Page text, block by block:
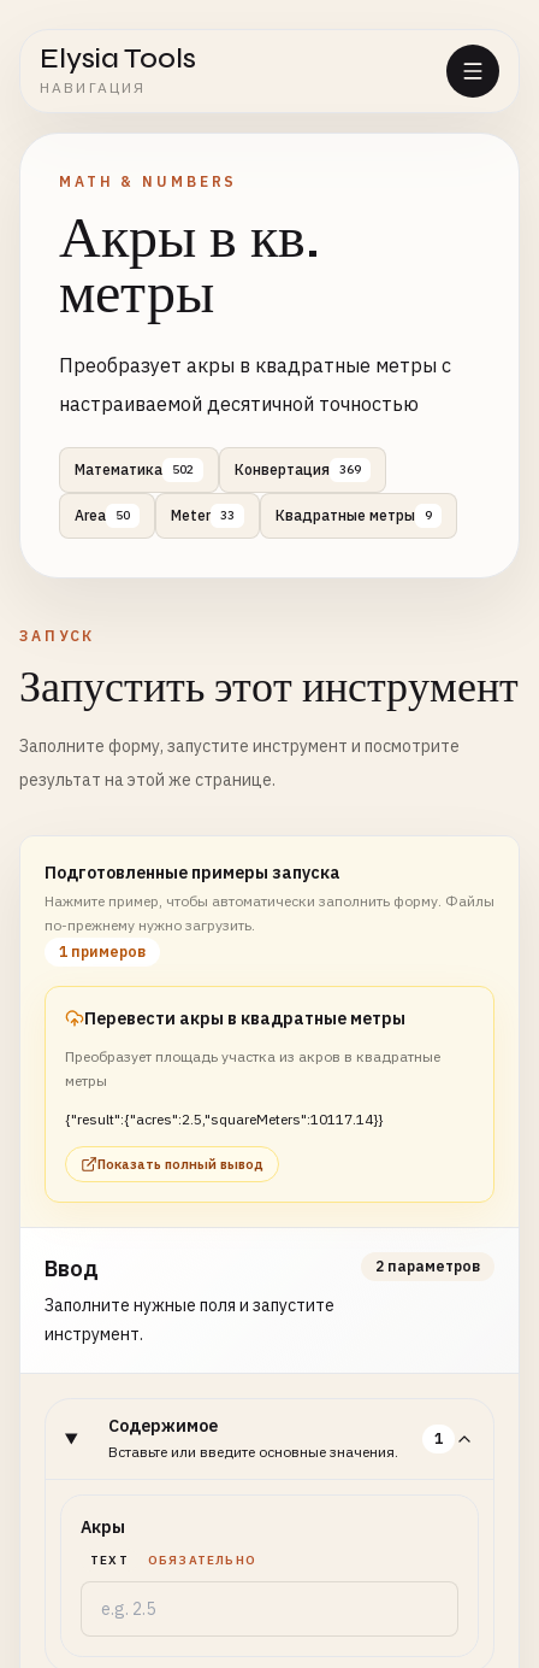
Elysia Tools
НАВИГАЦИЯ
MATH & NUMBERS
Акры в кв.
метры
Преобразует акры в квадратные метры с
настраиваемой десятичной точностью
Математика 502 Конвертация 369
Area 50 Meter 33 Квадратные метры 9
ЗАПУСК
Запустить этот инструмент
Заполните форму, запустите инструмент и посмотрите
результат на этой же странице.
Подготовленные примеры запуска
Нажмите пример, чтобы автоматически заполнить форму. Файлы
по-прежнему нужно загрузить.
1 примеров
Перевести акры в квадратные метры
Преобразует площадь участка из акров в квадратные
метры
{"result":{"acres":2.5,"squareMeters":10117.14}}
Показать полный вывод
Ввод
Заполните нужные поля и запустите
инструмент.
2 параметров
Содержимое
Вставьте или введите основные значения.
1
Акры
TEXT ОБЯЗАТЕЛЬНО